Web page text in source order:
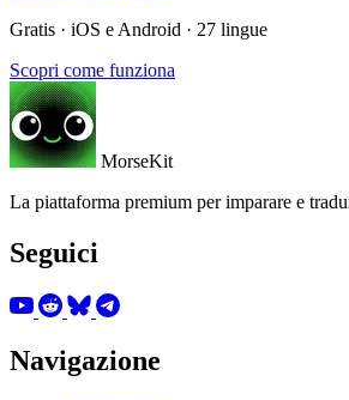
Gratis · iOS e Android · 27 lingue
Scopri come funziona
MorseKit
La piattaforma premium per imparare e
Seguici
Navigazione